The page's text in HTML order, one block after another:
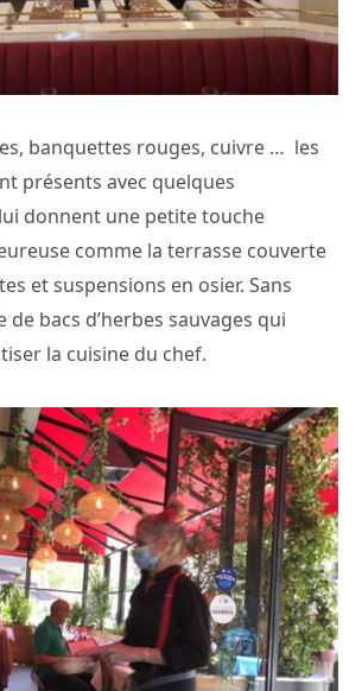
banquettes rouges, cuivre … les
présents avec quelques
donnent une petite touche
comme la terrasse couverte
et suspensions en osier. Sans
bacs d’herbes sauvages qui
la cuisine du chef.